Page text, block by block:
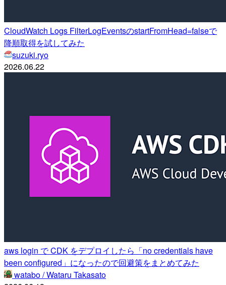
CloudWatch Logs FilterLogEventsのstartFromHead=falseで
降順取得を試してみた
suzuki.ryo
2026.06.22
aws login で CDK をデプロイしたら「no credentials have
been configured」になったので回避策をまとめてみた
watabo / Wataru Takasato